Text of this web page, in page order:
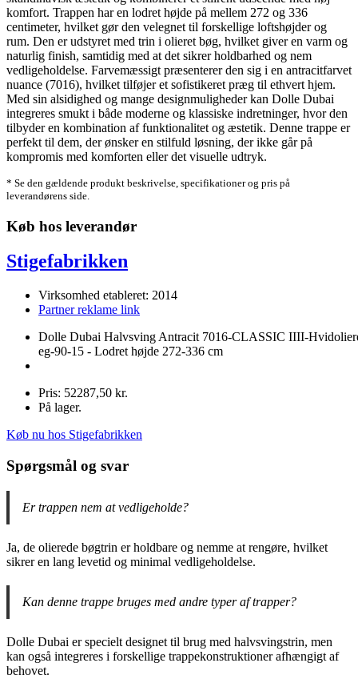
komfort. Trappen har en lodret højde på mellem 272 og 336
centimeter, hvilket gør den velegnet til forskellige loftshøjder og
rum. Den er udstyret med trin i olieret bøg, hvilket giver en varm og
naturlig finish, samtidig med at det sikrer holdbarhed og nem
vedligeholdelse. Farvemæssigt præsenterer den sig i en antracitfarvet
nuance (7016), hvilket tilføjer et sofistikeret præg til ethvert hjem.
Med sin alsidighed og mange designmuligheder kan Dolle Dubai
integreres smukt i både moderne og klassiske indretninger, hvor den
tilbyder en kombination af funktionalitet og æstetik. Denne trappe er
perfekt til dem, der ønsker en stilfuld løsning, der ikke går på
kompromis med komforten eller det visuelle udtryk.
* Se den gældende produkt beskrivelse, specifikationer og pris på
leverandørens side.
Køb hos leverandør
Stigefabrikken
Virksomhed etableret: 2014
Partner reklame link
Dolle Dubai Halvsving Antracit 7016-CLASSIC IIII-
eg-90-15 - Lodret højde 272-336 cm
Pris: 52287,50 kr.
På lager.
Køb nu hos Stigefabrikken
Spørgsmål og svar
Er trappen nem at vedligeholde?
Ja, de olierede bøgtrin er holdbare og nemme at rengøre, hvilket
sikrer en lang levetid og minimal vedligeholdelse.
Kan denne trappe bruges med andre typer af trapper?
Dolle Dubai er specielt designet til brug med halvsvingstrin, men
kan også integreres i forskellige trappekonstruktioner afhængigt af
behovet.